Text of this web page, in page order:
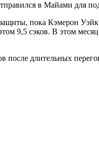
в Майами для
пока Кэмерон
9,5 сэков. В этом
после длительных